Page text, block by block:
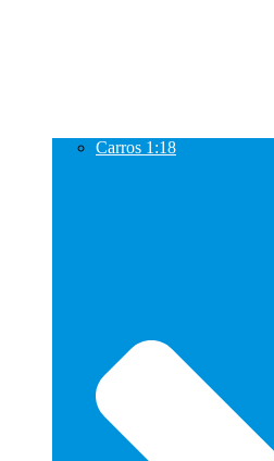
Carros 1:18